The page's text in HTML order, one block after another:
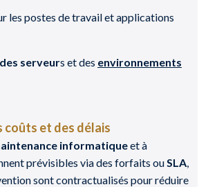
les postes de travail et applications
serveurs et des environnements
coûts et des délais
informatiqueet à
prévisibles via des forfaits ou SLA
sont contractualisés pour réduire